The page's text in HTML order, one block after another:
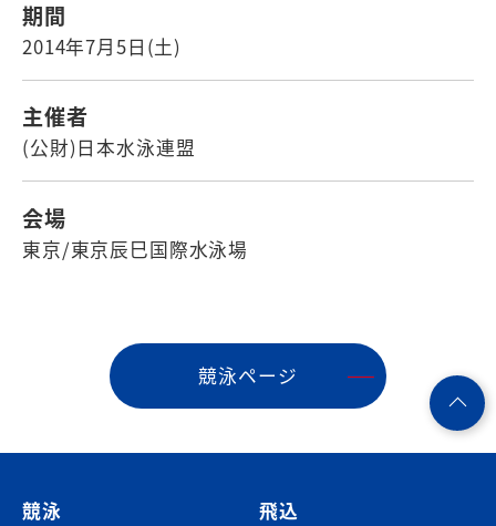
期間
2014年7月5日(土)
主催者
(公財)日本水泳連盟
会場
東京/東京辰巳国際水泳場
競泳ページ
競泳
飛込